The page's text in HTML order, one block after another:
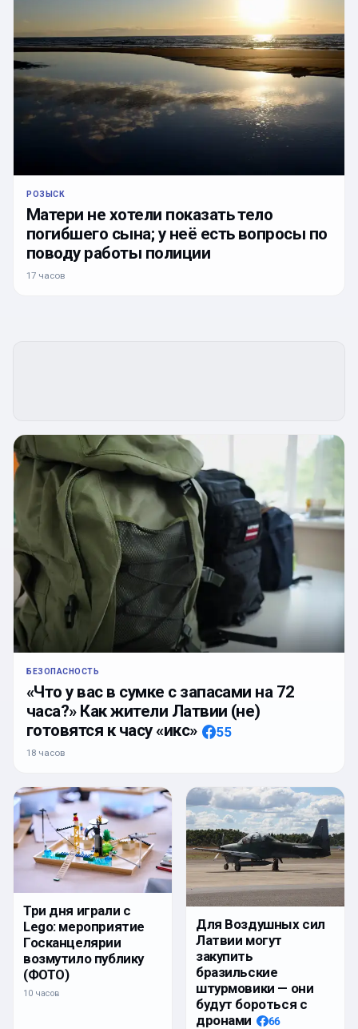
РОЗЫСК
Матери не хотели показать тело
погибшего сына; у неё есть вопросы по
поводу работы полиции
17 часов
БЕЗОПАСНОСТЬ
«Что у вас в сумке с запасами на 72
часа?» Как жители Латвии (не)
готовятся к часу «икс»
55
18 часов
Три дня играли с
Lego: мероприятие
Госканцелярии
возмутило публику
(ФОТО)
10 часов
Для Воздушных сил
Латвии могут
закупить
бразильские
штурмовики — они
будут бороться с
дронами
66